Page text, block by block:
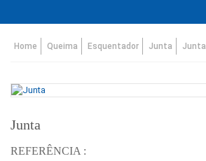
Home Queima Esquentador Junta Junta
Junta
REFERÊNCIA :